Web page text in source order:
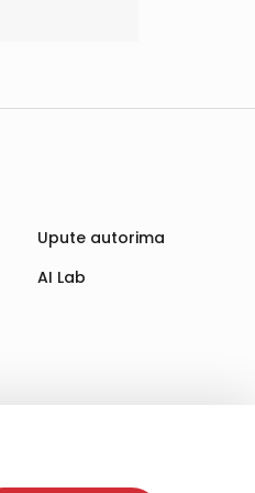
iskustvo,
Naši partneri
Upute autorima
AI Lab